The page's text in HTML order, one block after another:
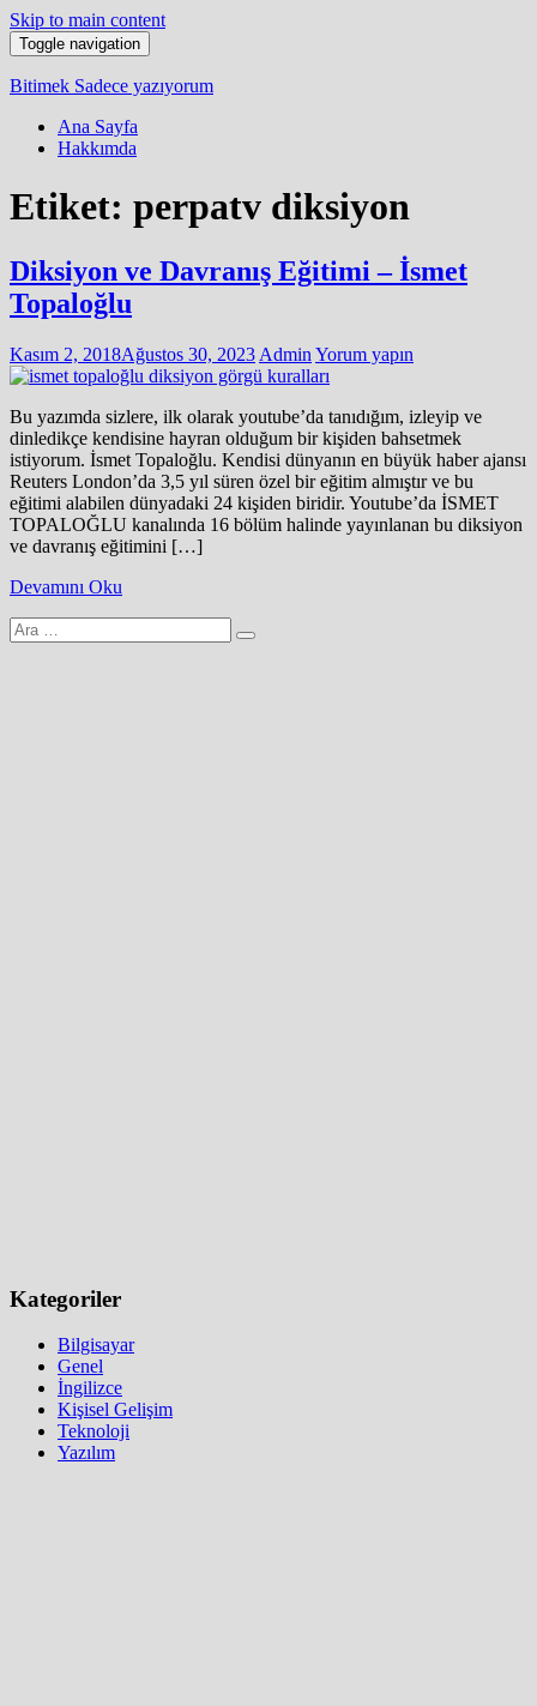
Skip to main content
Toggle navigation
Bitimek Sadece yazıyorum
Ana Sayfa
Hakkımda
Etiket: perpatv diksiyon
Diksiyon ve Davranış Eğitimi – İsmet
Topaloğlu
Kasım 2, 2018Ağustos 30, 2023 Admin Yorum yapın
Bu yazımda sizlere, ilk olarak youtube’da tanıdığım, izleyip ve
dinledikçe kendisine hayran olduğum bir kişiden bahsetmek
istiyorum. İsmet Topaloğlu. Kendisi dünyanın en büyük haber ajansı
Reuters London’da 3,5 yıl süren özel bir eğitim almıştır ve bu
eğitimi alabilen dünyadaki 24 kişiden biridir. Youtube’da İSMET
TOPALOĞLU kanalında 16 bölüm halinde yayınlanan bu diksiyon
ve davranış eğitimini […]
Devamını Oku
Arama
yap:
Kategoriler
Bilgisayar
Genel
İngilizce
Kişisel Gelişim
Teknoloji
Yazılım